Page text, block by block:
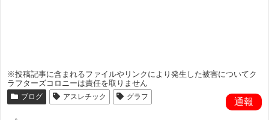
※投稿記事に含まれるファイルやリンクにより発生した被害についてク
ラフターズコロニーは責任を取りません
通報
ブログ アスレチック グラフ